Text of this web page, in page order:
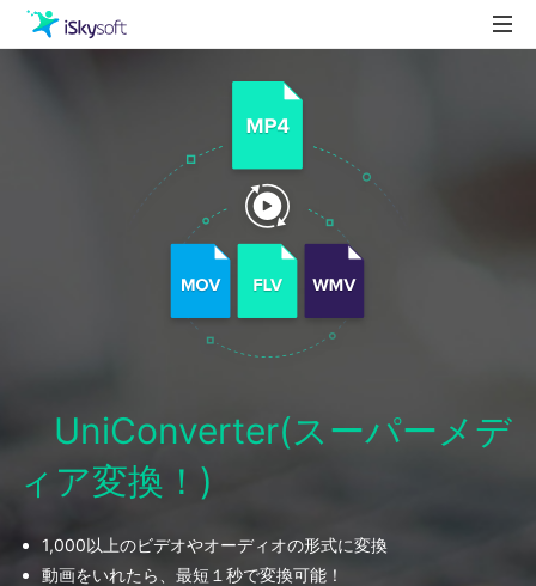
UniConverter(スーパーメデ
ィア変換！)
1,000以上のビデオやオーディオの形式に変換
動画をいれたら、最短１秒で変換可能！